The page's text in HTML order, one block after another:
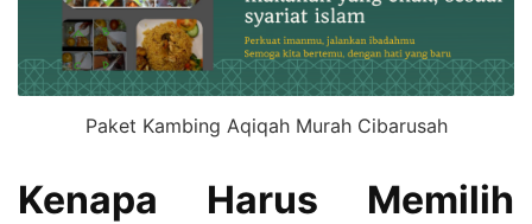
Paket Kambing Aqiqah Murah Cibarusah
Kenapa Harus Memilih